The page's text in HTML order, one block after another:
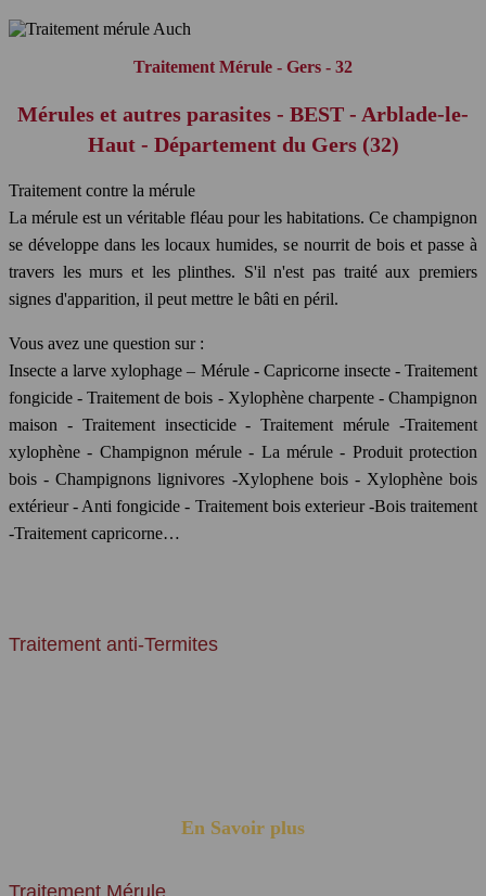
Traitement Mérule - Gers - 32
Mérules et autres parasites - BEST - Arblade-le-
Haut - Département du Gers (32)
Traitement contre la mérule
La mérule est un véritable fléau pour les habitations. Ce champignon
se développe dans les locaux humides, se nourrit de bois et passe à
travers les murs et les plinthes. S'il n'est pas traité aux premiers
signes d'apparition, il peut mettre le bâti en péril.
Vous avez une question sur :
Insecte a larve xylophage – Mérule - Capricorne insecte - Traitement
fongicide - Traitement de bois - Xylophène charpente - Champignon
maison - Traitement insecticide - Traitement mérule -Traitement
xylophène - Champignon mérule - La mérule - Produit protection
bois - Champignons lignivores -Xylophene bois - Xylophène bois
extérieur - Anti fongicide - Traitement bois exterieur -Bois traitement
-Traitement capricorne…
Traitement anti-Termites
En Savoir plus